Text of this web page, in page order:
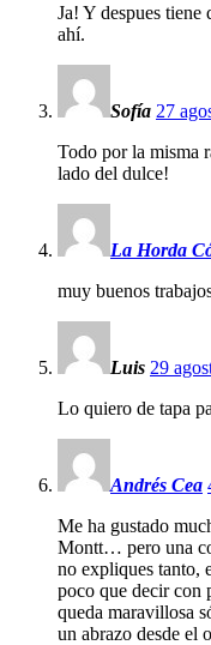
Ja! Y despues
ahí.
Sofía 27
Todo por la misma
lado del dulce!
La Horda
muy buenos
Luis 29
Lo quiero de tapa
Andrés Cea
Me ha gustado
Montt… pero una
no expliques tanto,
poco que decir con
queda maravillosa
un abrazo desde el